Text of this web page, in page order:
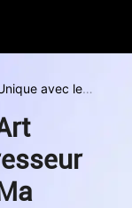
avec le